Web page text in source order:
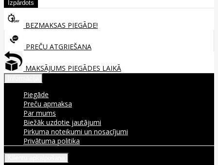
BEZMAKSAS PIEGĀDE!
PREČU ATGRIEŠANA
MAKSĀJUMS PIEGĀDES LAIKĀ
Piegāde
Preču apmaksa
Par mums
Biežāk uzdotie jautājumi
Pirkuma noteikumi un nosacījumi
Privātuma politika